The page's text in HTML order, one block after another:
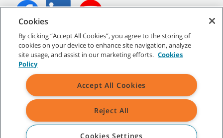
2026 Tennant Company. Todos los derechos reservados.
Mapa del sitio Políticas generales|Condiciones de uso
|
Condiciones de venta
Todas las marcas y logotipos Tennant indicados son propiedad de
Tennant Company y/o de sus empresas afiliadas o controladas.
Cookies
By clicking “Accept All Cookies”, you agree to the storing of
cookies on your device to enhance site navigation, analyze
site usage, and assist in our marketing efforts. Cookies
Policy
Accept All Cookies
Reject All
Cookies Settings